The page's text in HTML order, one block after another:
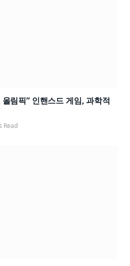
림픽” 인핸스드 게임, 과학적
Read